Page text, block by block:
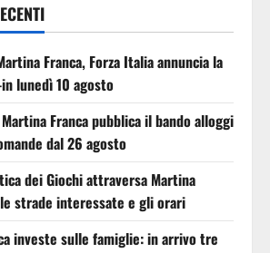
Franca, Forza Italia annuncia la
lunedì 10 agosto
Franca pubblica il bando alloggi
dal 26 agosto
dei Giochi attraversa Martina
le strade interessate e gli orari
investe sulle famiglie: in arrivo tre